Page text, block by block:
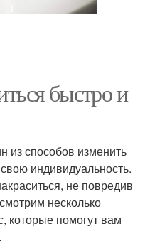
быстро и
из способов изменить
индивидуальность.
не повредив
несколько
которые помогут вам